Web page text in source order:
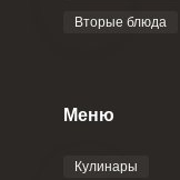
Вторые блюда
Меню
Кулинары